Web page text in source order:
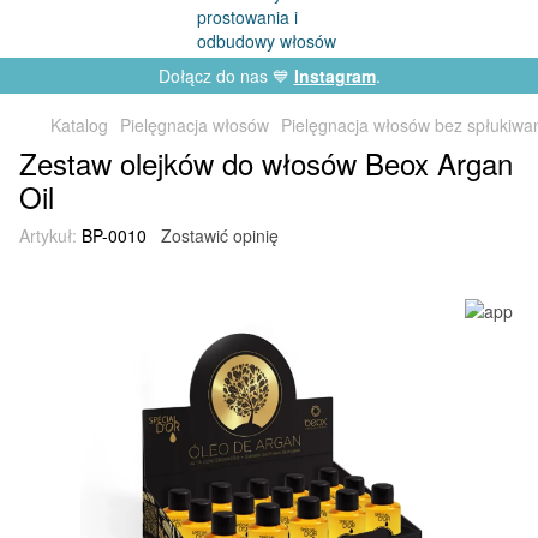
Dołącz do nas 💙 Instagram.
Katalog Pielęgnacja włosów Pielęgnacja włosów bez
Zestaw olejków do włosów Beox Argan
Oil
Artykuł: BP-0010 Zostawić opinię